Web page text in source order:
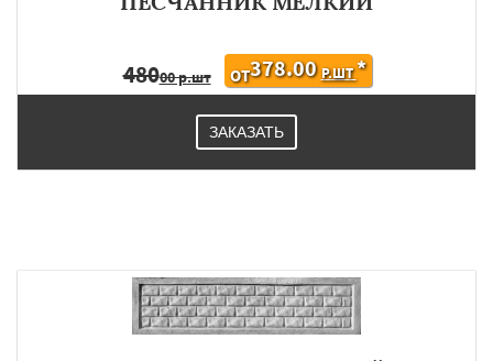
48000 р.шт ОТ378.00 Р.ШТ*
ЗАКАЗАТЬ